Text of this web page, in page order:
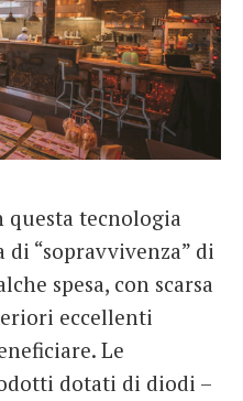
questa tecnologia
di “sopravvivenza” di
spesa, con scarsa
eccellenti
Le
dotati di diodi –